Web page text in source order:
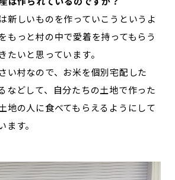
新しいものを作っていこうというよ
もっと村の中で愛着を持ってもらう
たいと思っています。
い村なので、お米を個別宅配した
などして、自分たちの土地で作った
地の人に食べてもらえるようにして
す。